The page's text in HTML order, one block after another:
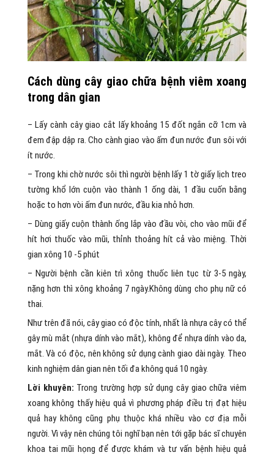
Cách dùng cây giao chữa bệnh viêm xoang
trong dân gian
– Lấy cành cây giao cắt lấy khoảng 15 đốt ngắn cỡ 1cm và
đem đập dập ra. Cho cành giao vào ấm đun nước đun sôi với
ít nước.
– Trong khi chờ nước sôi thì người bệnh lấy 1 tờ giấy lịch treo
tường khổ lớn cuộn vào thành 1 ống dài, 1 đầu cuốn bằng
hoặc to hơn vòi ấm đun nước, đầu kia nhỏ hơn.
– Dùng giấy cuộn thành ống lắp vào đầu vòi, cho vào mũi để
hít hơi thuốc vào mũi, thỉnh thoảng hít cả vào miệng. Thời
gian xông 10 -5 phút
– Người bệnh cần kiên trì xông thuốc liên tục từ 3-5 ngày,
nặng hơn thì xông khoảng 7 ngày.Không dùng cho phụ nữ có
thai.
Như trên đã nói, cây giao có độc tính, nhất là nhựa cây có thể
gây mù mắt (nhựa dính vào mắt), không để nhựa dính vào da,
mắt. Và có độc, nên không sử dụng cành giao dài ngày. Theo
kinh nghiệm dân gian nên tối đa không quá 10 ngày.
Lời khuyên: Trong trường hợp sử dụng cây giao chữa viêm
xoang không thấy hiệu quả vì phương pháp điều trị đạt hiệu
quả hay không cũng phụ thuộc khá nhiều vào cơ địa mỗi
người. Vì vậy nên chúng tôi nghĩ bạn nên tới gặp bác sĩ chuyên
khoa tai mũi họng để được khám và tư vấn bệnh hiệu quả